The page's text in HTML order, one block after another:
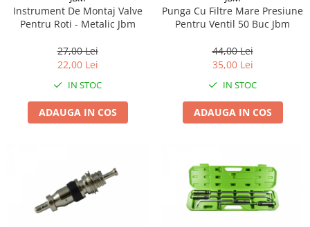
Instrument De Montaj Valve
Pentru Roti - Metalic Jbm
27,00 Lei
22,00 Lei
IN STOC
ADAUGA IN COS
Punga Cu Filtre Mare Presiune
Pentru Ventil 50 Buc Jbm
44,00 Lei
35,00 Lei
IN STOC
ADAUGA IN COS